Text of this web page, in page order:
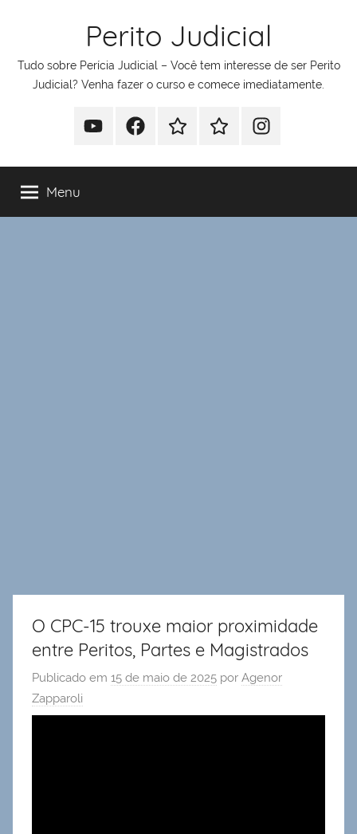
conteúdo
Perito Judicial
Tudo sobre Perícia Judicial – Você tem interesse de ser Perito
Judicial? Venha fazer o curso e comece imediatamente.
YoutubeFacebookWhatsappTelegramInstagram
Menu
O CPC-15 trouxe maior proximidade
entre Peritos, Partes e Magistrados
Publicado em 15 de maio de 2025 por Agenor
Zapparoli